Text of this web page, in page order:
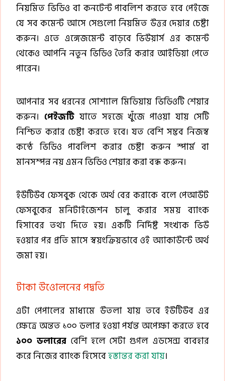
নিয়মিত ভিডিও বা কনটেন্ট পাবলিশ করতে হবে পেইজে
যে সব কমেন্ট আসে সেগুলো নিয়মিত উত্তর দেয়ার চেষ্টা
করুন। এতে এঙ্গেজমেন্ট বাড়বে ভিউয়ার্স এর কমেন্ট
থেকেও আপনি নতুন ভিডিও তৈরি করার আইডিয়া পেতে
পারেন।
আপনার সব ধরনের সোশ্যাল মিডিয়ায় ভিডিওটি শেয়ার
করুন। পেইজটিযাতে সহজে খুঁজে পাওয়া যায় সেটি
নিশ্চিত করার চেষ্টা করতে হবে। যত বেশি সম্ভব নিজস্ব
কন্ঠে ভিডিও পাবলিশ করার চেষ্টা করুন স্পার্ম বা
মানসম্পন্ন নয় এমন ভিডিও শেয়ার করা বন্ধ করুন।
ইউটিউব ফেসবুক থেকে অর্থ বের করাকে বলে পেআউট
ফেসবুকের মনিটাইজেশন চালু করার সময় ব্যাংক
হিসাবের তথ্য দিতে হয়। একটি নির্দিষ্ট সংখ্যক ভিউ
হওয়ার পর প্রতি মাসে স্বয়ংক্রিয়ভাবে ওই অ্যাকাউন্টে অর্থ
জমা হয়।
টাকা উওোলনের পদ্বতি
এটা পেপালের মাধ্যমে উতলা যায় তবে ইউটিউব এর
ক্ষেত্রে অন্তত ১০০ ডলার হওয়া পর্যন্ত অপেক্ষা করতে হবে
১০০ ডলারের বেশি হলে সেটা গুগল এডসেন্স ব্যবহার
করে নিজের ব্যাংক হিসেবেহস্তান্তর করা যায়।